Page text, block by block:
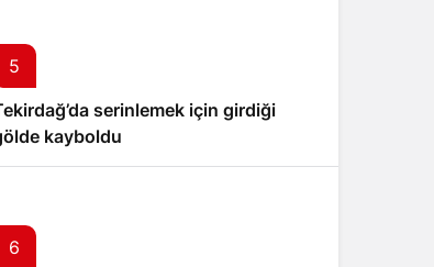
5
serinlemek için girdiği
kayboldu
6